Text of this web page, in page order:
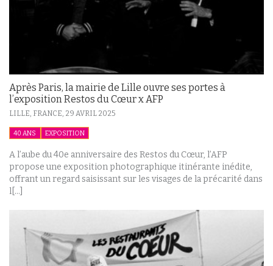
Après Paris, la mairie de Lille ouvre ses portes à
l’exposition Restos du Cœur x AFP
LILLE, FRANCE, 29 AVRIL 2025
40 ANS EXPOSITION
A l’aube du 40e anniversaire des Restos du Cœur, l’AFP
propose une exposition photographique itinérante inédite,
offrant un regard saisissant sur les visages de la précarité dans
l[...]